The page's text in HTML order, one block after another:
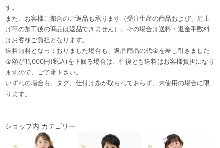
す。
また、お客様ご都合のご返品も承ります（受注生産の商品および、肩上
げ等の加工後の商品は返品できません）。その場合は送料・返金手数料
はお客様ご負担となります。
送料無料となっておりました場合も、返品商品の代金を差し引きました
金額が11,000円(税込)を下回る場合は、往復とも送料はお客様負担になり
ますので、ご了承下さい。
いずれの場合も、タグ、仕付け糸が取られておらず、未使用の場合に限
ります。
ショップ内 カテゴリー